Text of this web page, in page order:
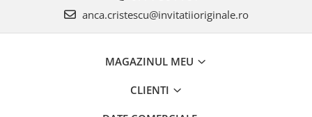
anca.cristescu@invitatiioriginale.ro
MAGAZINUL MEU
CLIENTI